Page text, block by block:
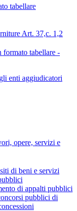
tabellare
Art. 37,c. 1,2
formato tabellare -
enti aggiudicatori
opere, servizi e
di beni e servizi
di appalti pubblici
pubblici di